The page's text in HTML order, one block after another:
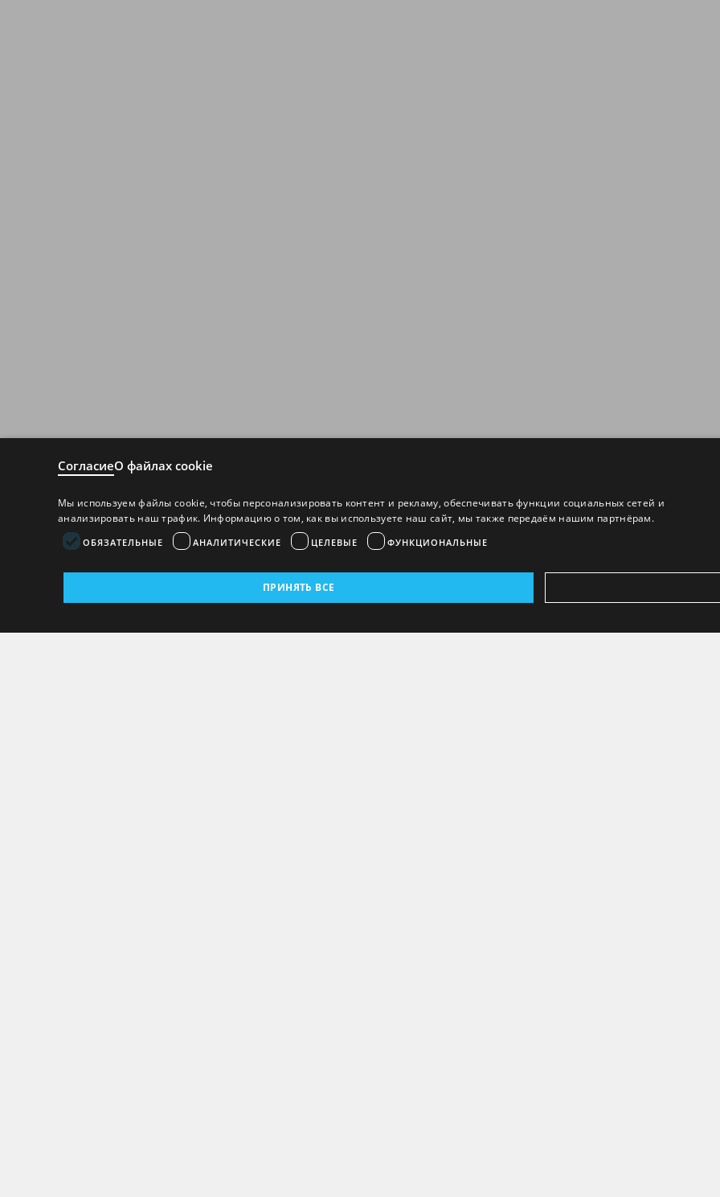
СогласиеО файлах cookie
Мы используем файлы cookie, чтобы персонализировать контент и рекламу, обеспечивать функции социальных сетей и
анализировать наш трафик. Информацию о том, как вы используете наш сайт, мы также передаём нашим партнёрам.
ОБЯЗАТЕЛЬНЫЕ АНАЛИТИЧЕСКИЕ ЦЕЛЕВЫЕ ФУНКЦИОНАЛЬНЫЕ
ПРИНЯТЬ ВСЕ